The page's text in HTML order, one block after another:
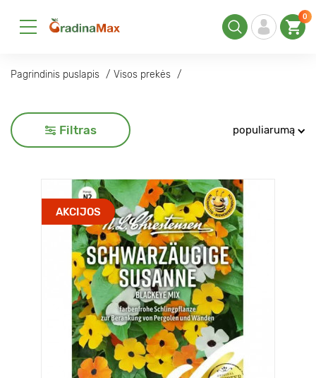
0
Pagrindinis puslapis Visos prekės
Filtras populiarumą
AKCIJOS